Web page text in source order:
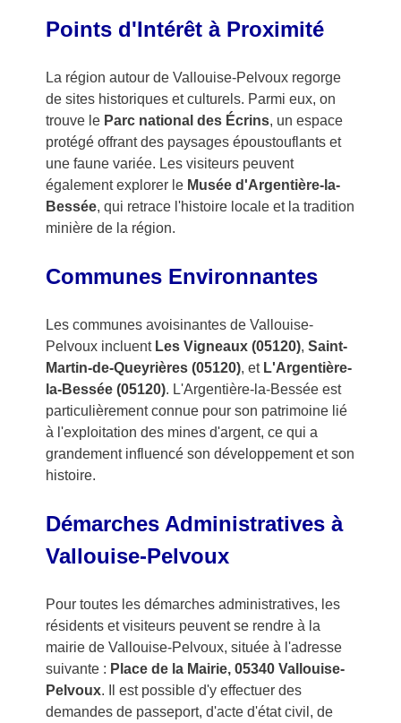
Points d'Intérêt à Proximité
La région autour de Vallouise-Pelvoux regorge
de sites historiques et culturels. Parmi eux, on
trouve le Parc national des Écrins, un espace
protégé offrant des paysages époustouflants et
une faune variée. Les visiteurs peuvent
également explorer le Musée d'Argentière-la-
Bessée, qui retrace l'histoire locale et la tradition
minière de la région.
Communes Environnantes
Les communes avoisinantes de Vallouise-
Pelvoux incluent Les Vigneaux (05120), Saint-
Martin-de-Queyrières (05120), et L'Argentière-
la-Bessée (05120). L'Argentière-la-Bessée est
particulièrement connue pour son patrimoine lié
à l'exploitation des mines d'argent, ce qui a
grandement influencé son développement et son
histoire.
Démarches Administratives à
Vallouise-Pelvoux
Pour toutes les démarches administratives, les
résidents et visiteurs peuvent se rendre à la
mairie de Vallouise-Pelvoux, située à l'adresse
suivante : Place de la Mairie, 05340 Vallouise-
Pelvoux. Il est possible d'y effectuer des
demandes de passeport, d'acte d'état civil, de